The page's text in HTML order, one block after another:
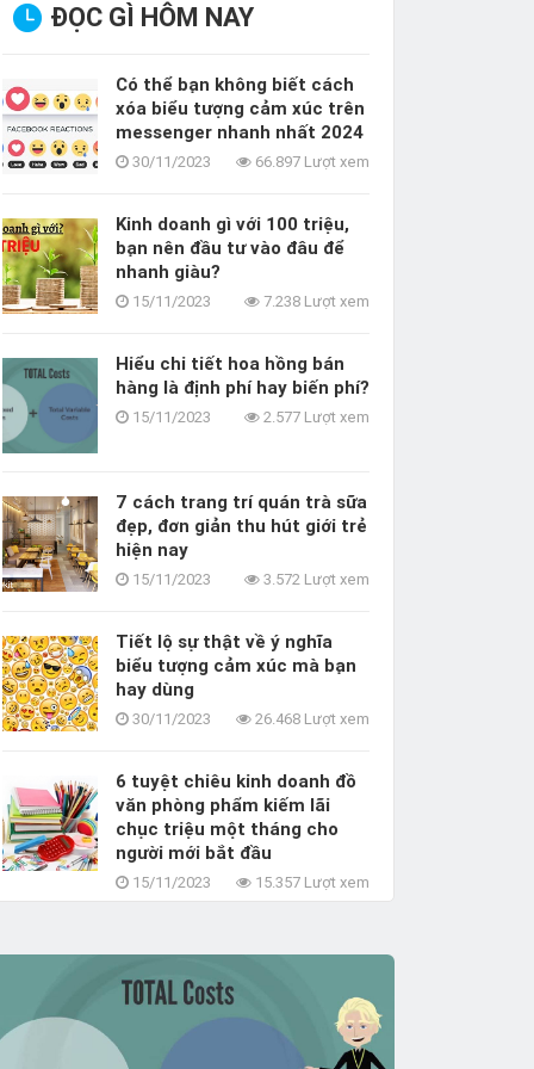
chi tiết hoa hồng bán hàng là định phí
11/2023 Kế hoạch kinh doanh 2.577 Lượt xem
trang trí quán trà sữa đẹp, đơn giản thu
trẻ hiện nay
ĐỌC GÌ HÔM NAY
Có thể bạn không biết cách
xóa biểu tượng cảm xúc trên
messenger nhanh nhất 2024
30/11/2023 66.897 Lượt xem
Kinh doanh gì với 100 triệu,
bạn nên đầu tư vào đâu để
nhanh giàu?
15/11/2023 7.238 Lượt xem
Hiểu chi tiết hoa hồng bán
hàng là định phí hay biến phí?
15/11/2023 2.577 Lượt xem
7 cách trang trí quán trà sữa
đẹp, đơn giản thu hút giới trẻ
hiện nay
15/11/2023 3.572 Lượt xem
Tiết lộ sự thật về ý nghĩa
biểu tượng cảm xúc mà bạn
hay dùng
30/11/2023 26.468 Lượt xem
6 tuyệt chiêu kinh doanh đồ
văn phòng phẩm kiếm lãi
chục triệu một tháng cho
người mới bắt đầu
15/11/2023 15.357 Lượt xem
dành cho Facebook
09/03/2026 38.633 Lượt xem